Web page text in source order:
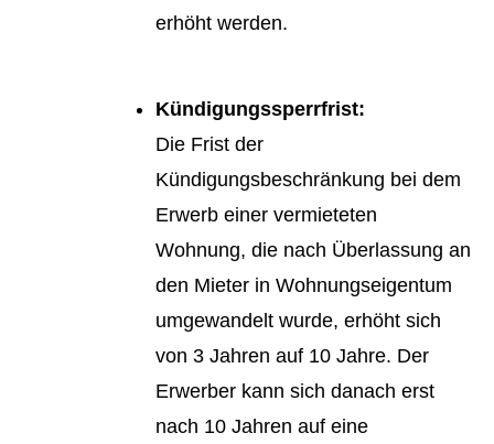
erhöht werden.
Kündigungssperrfrist:
Die Frist der
Kündigungsbeschränkung bei dem
Erwerb einer vermieteten
Wohnung, die nach Überlassung an
den Mieter in Wohnungseigentum
umgewandelt wurde, erhöht sich
von 3 Jahren auf 10 Jahre. Der
Erwerber kann sich danach erst
nach 10 Jahren auf eine